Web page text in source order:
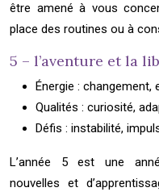
être amené à vous
place des routines ou à
5 – l’aventure et la
Énergie : changement,
Qualités : curiosité,
Défis : instabilité,
L’année 5 est une
nouvelles et